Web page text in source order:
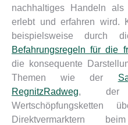
nachhaltiges Handeln als
erlebt und erfahren wird.
beispielsweise durch
Befahrungsregeln für die
die konsequente
Themen wie der
RegnitzRadweg, der
Wertschöpfungsketten
Direktvermarktern